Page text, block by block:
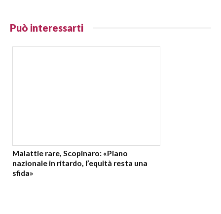
Può interessarti
Malattie rare, Scopinaro: «Piano
nazionale in ritardo, l’equità resta una
sfida»